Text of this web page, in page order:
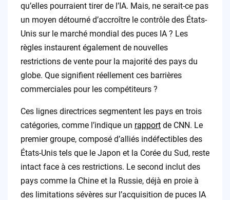
qu’elles pourraient tirer de l’IA. Mais, ne serait-ce pas
un moyen détourné d’accroître le contrôle des États-
Unis sur le marché mondial des puces IA ? Les
règles instaurent également de nouvelles
restrictions de vente pour la majorité des pays du
globe. Que signifient réellement ces barrières
commerciales pour les compétiteurs ?
Ces lignes directrices segmentent les pays en trois
catégories, comme l’indique un rapportde CNN. Le
premier groupe, composé d’alliés indéfectibles des
États-Unis tels que le Japon et la Corée du Sud, reste
intact face à ces restrictions. Le second inclut des
pays comme la Chine et la Russie, déjà en proie à
des limitations sévères sur l’acquisition de puces IA